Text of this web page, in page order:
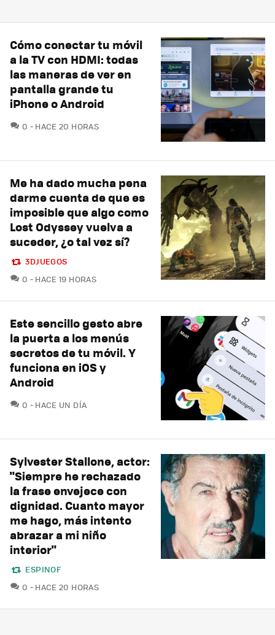
Cómo conectar tu móvil
a la TV con HDMI: todas
las maneras de ver en
pantalla grande tu
iPhone o Android
0 COMENTARIOS
HACE 20 HORAS
Me ha dado mucha pena
darme cuenta de que es
imposible que algo como
Lost Odyssey vuelva a
suceder, ¿o tal vez sí?
3DJUEGOS
0 COMENTARIOS
HACE 19 HORAS
Este sencillo gesto abre
la puerta a los menús
secretos de tu móvil. Y
funciona en iOS y
Android
0 COMENTARIOS
HACE UN DÍA
Sylvester Stallone, actor:
"Siempre he rechazado
la frase envejece con
dignidad. Cuanto mayor
me hago, más intento
abrazar a mi niño
interior"
ESPINOF
0 COMENTARIOS
HACE 20 HORAS